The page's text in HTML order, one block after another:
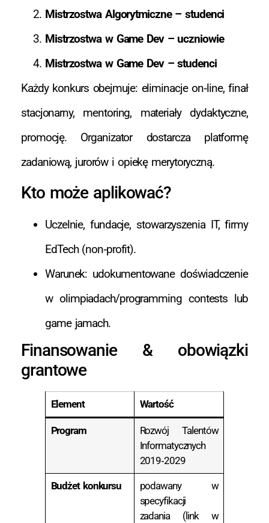
Mistrzostwa Algorytmiczne – studenci
Mistrzostwa w Game Dev – uczniowie
Mistrzostwa w Game Dev – studenci
Każdy konkurs obejmuje: eliminacje on‑line, finał
stacjonarny, mentoring, materiały dydaktyczne,
promocję. Organizator dostarcza platformę
zadaniową, jurorów i opiekę merytoryczną.
Kto może aplikować?
Uczelnie, fundacje, stowarzyszenia IT, firmy
EdTech (non‑profit).
Warunek: udokumentowane doświadczenie
w olimpiadach/programming contests lub
game jamach.
Finansowanie & obowiązki
grantowe
Element Wartość
Program
Rozwój Talentów
Informatycznych
2019‑2029
Budżet konkursu
podawany w
specyfikacji
zadania (link w